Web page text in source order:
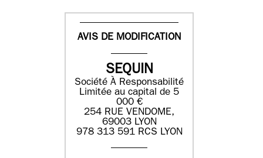
AVIS DE MODIFICATION
SEQUIN
Société À Responsabilité
Limitée au capital de 5
000 €
254 RUE VENDOME,
69003 LYON
978 313 591 RCS LYON